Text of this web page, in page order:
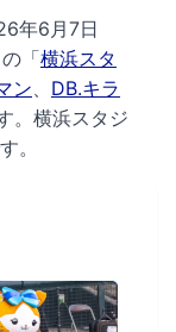
年6月7日
「横浜スタ
ン、 DB.キラ
。 横浜スタジ
。